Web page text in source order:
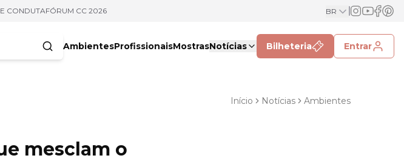
CONDUTAFÓRUM CC 2026 BR
AmbientesProfissionaisMostrasNotícias Bilheteria Entrar
Início Notícias Ambientes
mesclam o